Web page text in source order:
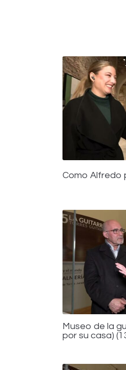
Como Alfredo
Museo de la
por su casa)